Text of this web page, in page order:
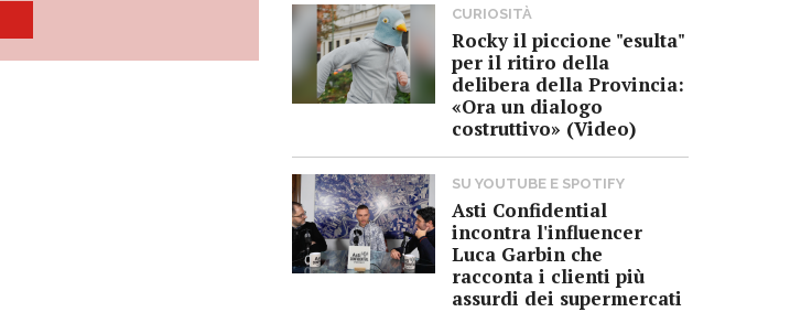
CURIOSITÀ
Rocky il piccione "esulta"
per il ritiro della
delibera della Provincia:
«Ora un dialogo
costruttivo» (Video)
SU YOUTUBE E SPOTIFY
Asti Confidential
incontra l'influencer
Luca Garbin che
racconta i clienti più
assurdi dei supermercati